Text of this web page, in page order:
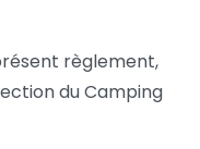
règlement,
du Camping